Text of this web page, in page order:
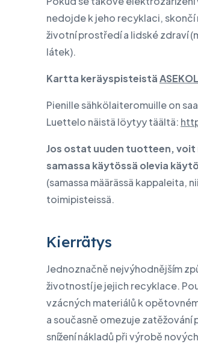
nedojde k jeho recyklaci,
životní prostředí a lidské zdraví
látek).
Kartta keräyspisteistäASEKOL
Pienille sähkölaiteromuille on
Luettelo näistä löytyy täältä:
Jos ostat uuden tuotteen,
samassa käytössä olevia
(samassa määrässä kappaleita,
toimipisteissä.
Kierrätys
Jednoznačně nejvýhodnějším
životností je jejich recyklace.
vzácných materiálů k
a současně omezuje
snížení nákladů při výrobě